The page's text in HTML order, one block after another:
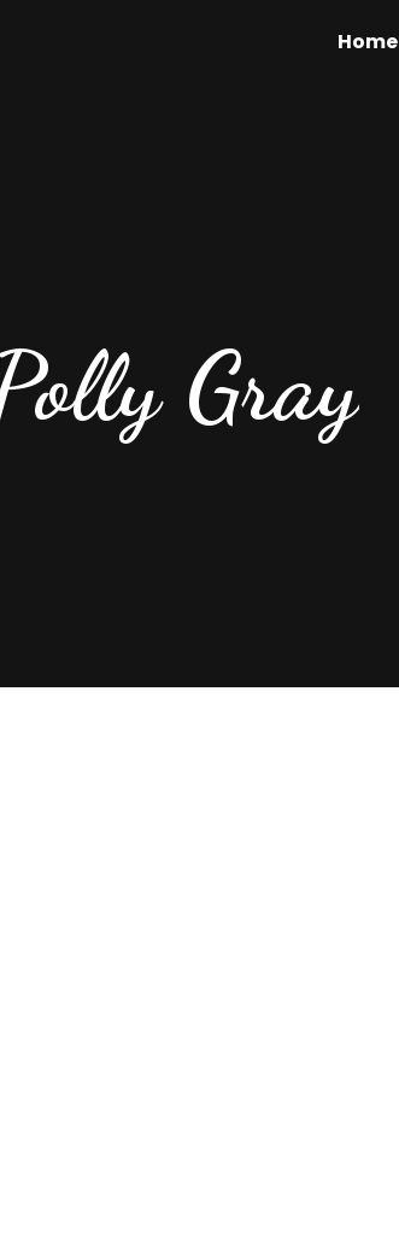
Home
Gray